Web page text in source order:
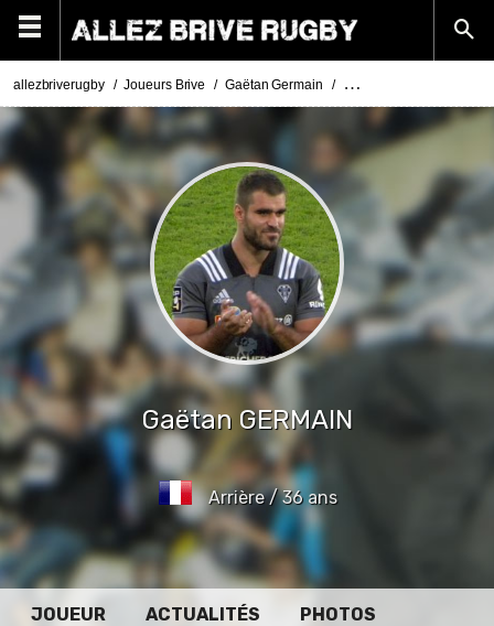
allezbriverugby Joueurs Brive Gaëtan Germain Actualités Gaëtan
Gaëtan GERMAIN
Arrière / 36 ans
JOUEUR ACTUALITÉS PHOTOS